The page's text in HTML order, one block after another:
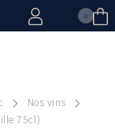
0
Nos vins
75cl)